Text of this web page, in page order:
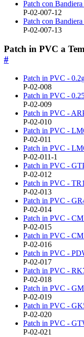
Patch con
P-02-007-12
Patch con
P-02-007-13
Patch in PVC a
#
Patch in PVC -
P-02-008
Patch in PVC -
P-02-009
Patch in PVC -
P-02-010
Patch in PVC -
P-02-011
Patch in PVC -
P-02-011-1
Patch in PVC -
P-02-012
Patch in PVC -
P-02-013
Patch in PVC -
P-02-014
Patch in PVC -
P-02-015
Patch in PVC -
P-02-016
Patch in PVC -
P-02-017
Patch in PVC -
P-02-018
Patch in PVC -
P-02-019
Patch in PVC -
P-02-020
Patch in PVC -
P-02-021